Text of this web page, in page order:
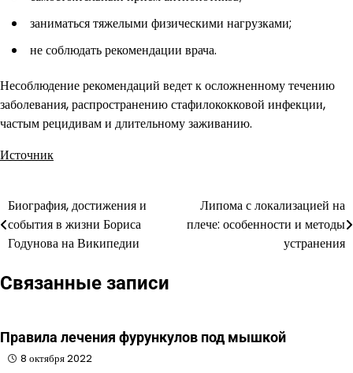
заниматься тяжелыми физическими нагрузками;
не соблюдать рекомендации врача.
Несоблюдение рекомендаций ведет к осложненному течению
заболевания, распространению стафилококковой инфекции,
частым рецидивам и длительному заживанию.
Источник
Навигация
по
Биография, достижения и
события в жизни Бориса
Годунова на Википедии
Липома с локализацией на
плече: особенности и методы
устранения
Связанные записи
Правила лечения фурункулов под мышкой
8 октября 2022